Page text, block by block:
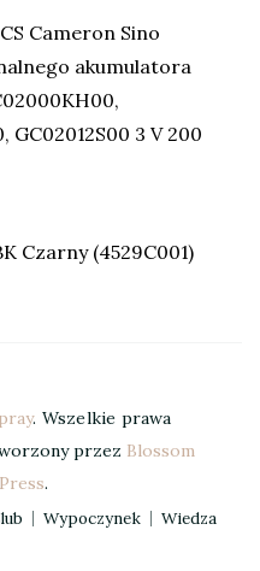
Cameron Sino
akumulatora
GC02012S00 3 V 200
Czarny (4529C001)
. Wszelkie prawa
przez Blossom
.
Wypoczynek Wiedza